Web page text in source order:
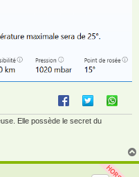
Elle possède le secret du